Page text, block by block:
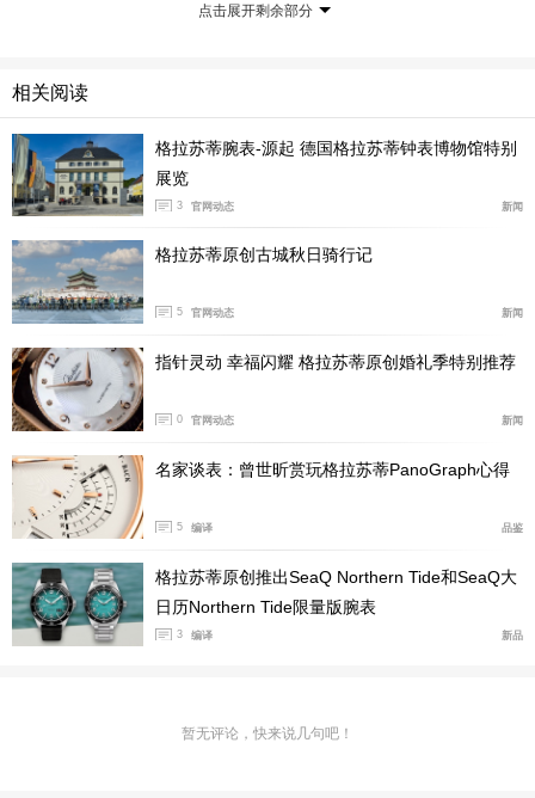
针和小时刻度，罩在红金色的表壳中。月相显示盘中金色
其中一款为暖银色表盘
两款腕表均采用抛光及条纹打磨的不锈钢表壳，展现
大日期显示，月相显示盘中银色的月亮和星辰嵌在深蓝的
点击展开剩余部分
相关阅读
格拉苏蒂腕表-源起 德国格拉苏蒂钟表博物馆特别
展览
3 官网动态 新闻
格拉苏蒂原创古城秋日骑行记
5 官网动态 新闻
指针灵动 幸福闪耀 格拉苏蒂原创婚礼季特别推荐
0 官网动态 新闻
名家谈表：曾世昕赏玩格拉苏蒂PanoGraph心得
5 编译 品鉴
格拉苏蒂原创推出SeaQ Northern Tide和SeaQ大
日历Northern Tide限量版腕表
3 编译 新品
暂无评论，快来说几句吧！